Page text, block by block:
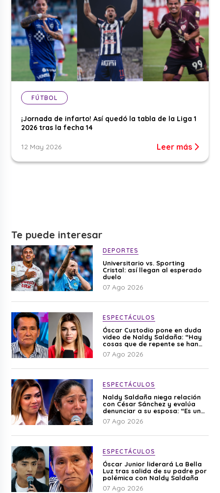
FÚTBOL
¡Jornada de infarto! Así quedó la tabla de la Liga 1
2026 tras la fecha 14
12 May 2026 Leer más
Te puede interesar
DEPORTES
Universitario vs. Sporting
Cristal: así llegan al esperado
duelo
07 Ago 2026
ESPECTÁCULOS
Óscar Custodio pone en duda
video de Naldy Saldaña: “Hay
cosas que de repente se han
editado”
07 Ago 2026
ESPECTÁCULOS
Naldy Saldaña niega relación
con César Sánchez y evalúa
denunciar a su esposa: “Es una
difamación”
07 Ago 2026
ESPECTÁCULOS
Óscar Junior liderará La Bella
Luz tras salida de su padre por
polémica con Naldy Saldaña
07 Ago 2026